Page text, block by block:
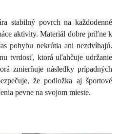
stabilný povrch na každodenné
aktivity. Materiál dobre priľne k
pohybu nekrútia ani nezdvíhajú.
tvrdosť, ktorá uľahčuje udržanie
zmierňuje následky prípadných
že podložka aj športové
pevne na svojom mieste.